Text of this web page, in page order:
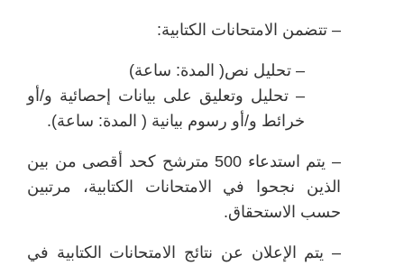
– تتضمن الامتحانات الكتابية:
– تحليل نص( المدة: ساعة)
– تحليل وتعليق على بيانات إحصائية و/أو
خرائط و/أو رسوم بيانية ( المدة: ساعة).
– يتم استدعاء 500 مترشح كحد أقصى من بين
الذين نجحوا في الامتحانات الكتابية، مرتبين
حسب الاستحقاق.
– يتم الإعلان عن نتائج الامتحانات الكتابية في